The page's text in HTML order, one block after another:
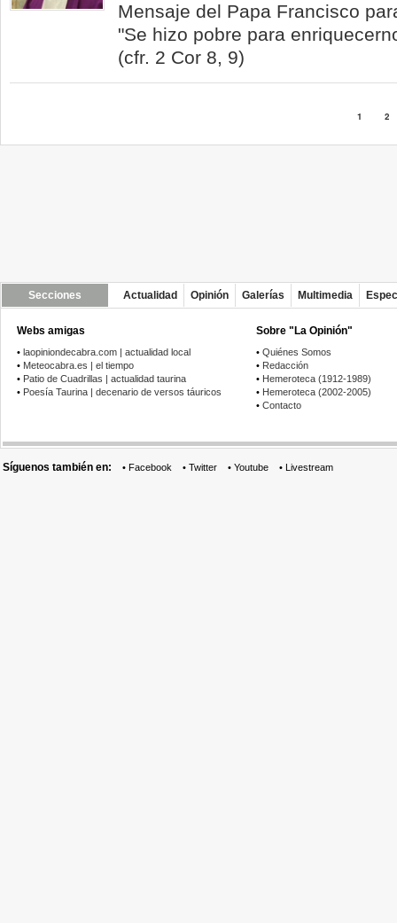
Mensaje del Papa Francisco
"Se hizo pobre para
(cfr. 2 Cor 8, 9)
1 2
Secciones Actualidad Opinión Galerías Multimedia
Webs amigas
• laopiniondecabra.com | actualidad local
• Meteocabra.es | el tiempo
• Patio de Cuadrillas | actualidad taurina
• Poesía Taurina | decenario de versos táuricos
Sobre "La Opinión"
• Quiénes Somos
• Redacción
• Hemeroteca (1912-1989)
• Hemeroteca (2002-2005)
• Contacto
Síguenos también en: • Facebook • Twitter • Youtube • Livestream